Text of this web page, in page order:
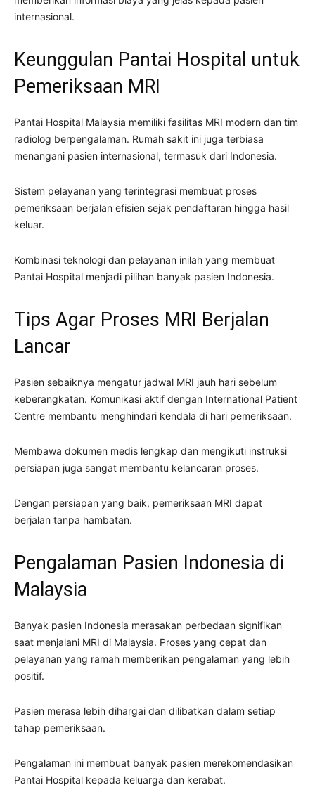
internasional.
Keunggulan Pantai Hospital untuk
Pemeriksaan MRI
Pantai Hospital Malaysia memiliki fasilitas MRI modern dan tim
radiolog berpengalaman. Rumah sakit ini juga terbiasa
menangani pasien internasional, termasuk dari Indonesia.
Sistem pelayanan yang terintegrasi membuat proses
pemeriksaan berjalan efisien sejak pendaftaran hingga hasil
keluar.
Kombinasi teknologi dan pelayanan inilah yang membuat
Pantai Hospital menjadi pilihan banyak pasien Indonesia.
Tips Agar Proses MRI Berjalan
Lancar
Pasien sebaiknya mengatur jadwal MRI jauh hari sebelum
keberangkatan. Komunikasi aktif dengan International Patient
Centre membantu menghindari kendala di hari pemeriksaan.
Membawa dokumen medis lengkap dan mengikuti instruksi
persiapan juga sangat membantu kelancaran proses.
Dengan persiapan yang baik, pemeriksaan MRI dapat
berjalan tanpa hambatan.
Pengalaman Pasien Indonesia di
Malaysia
Banyak pasien Indonesia merasakan perbedaan signifikan
saat menjalani MRI di Malaysia. Proses yang cepat dan
pelayanan yang ramah memberikan pengalaman yang lebih
positif.
Pasien merasa lebih dihargai dan dilibatkan dalam setiap
tahap pemeriksaan.
Pengalaman ini membuat banyak pasien merekomendasikan
Pantai Hospital kepada keluarga dan kerabat.